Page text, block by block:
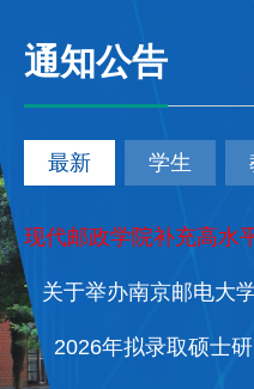
通知公告
最新 学生
现代邮政学院补充高水
2026年拟录取硕士